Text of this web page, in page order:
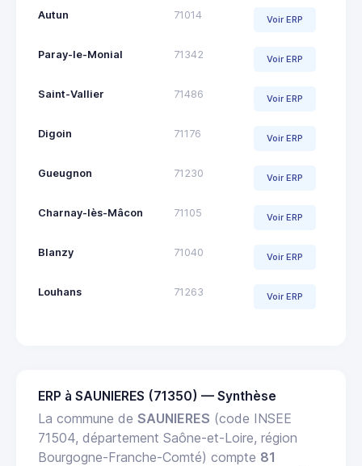
Autun 71014 Voir ERP
Paray-le-Monial 71342 Voir ERP
Saint-Vallier 71486 Voir ERP
Digoin 71176 Voir ERP
Gueugnon 71230 Voir ERP
Charnay-lès-Mâcon 71105 Voir ERP
Blanzy 71040 Voir ERP
Louhans 71263 Voir ERP
ERP à SAUNIERES (71350) — Synthèse
La commune de SAUNIERES (code INSEE
71504, département Saône-et-Loire, région
Bourgogne-Franche-Comté) compte 81